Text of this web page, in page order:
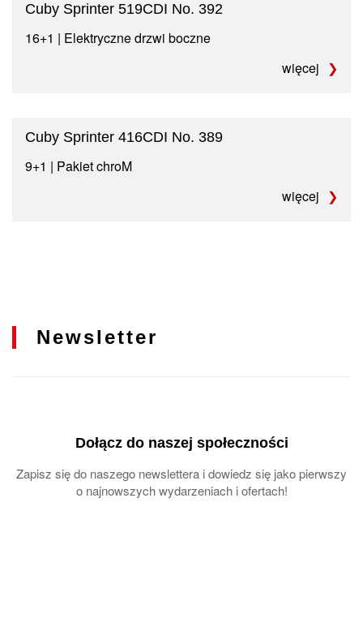
Cuby Sprinter 519CDI No. 392
16+1 | Elektryczne drzwi boczne
więcej
Cuby Sprinter 416CDI No. 389
9+1 | Pakiet chroM
więcej
Newsletter
Dołącz do naszej społeczności
Zapisz się do naszego newslettera i dowiedz się jako pierwszy
o najnowszych wydarzeniach i ofertach!